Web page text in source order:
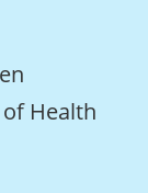
Health